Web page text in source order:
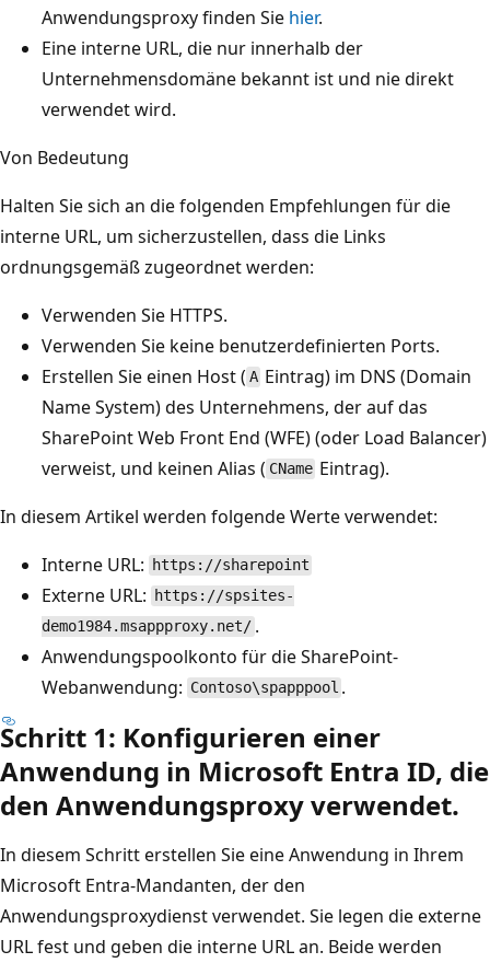
Anwendungsproxy finden Sie hier.
Eine interne URL, die nur innerhalb der
Unternehmensdomäne bekannt ist und nie direkt
verwendet wird.
Von Bedeutung
Halten Sie sich an die folgenden Empfehlungen für die
interne URL, um sicherzustellen, dass die Links
ordnungsgemäß zugeordnet werden:
Verwenden Sie HTTPS.
Verwenden Sie keine benutzerdefinierten Ports.
Erstellen Sie einen Host ( A Eintrag) im DNS (Domain
Name System) des Unternehmens, der auf das
SharePoint Web Front End (WFE) (oder Load Balancer)
verweist, und keinen Alias ( CName Eintrag).
In diesem Artikel werden folgende Werte verwendet:
Interne URL:
https://sharepoint
Externe URL:
https://spsites-
demo1984.msappproxy.net/ .
Anwendungspoolkonto für die SharePoint-
Webanwendung: Contoso\spapppool .
Schritt 1: Konfigurieren einer
Anwendung in Microsoft Entra ID, die
den Anwendungsproxy verwendet.
In diesem Schritt erstellen Sie eine Anwendung in Ihrem
Microsoft Entra-Mandanten, der den
Anwendungsproxydienst verwendet. Sie legen die externe
URL fest und geben die interne URL an. Beide werden